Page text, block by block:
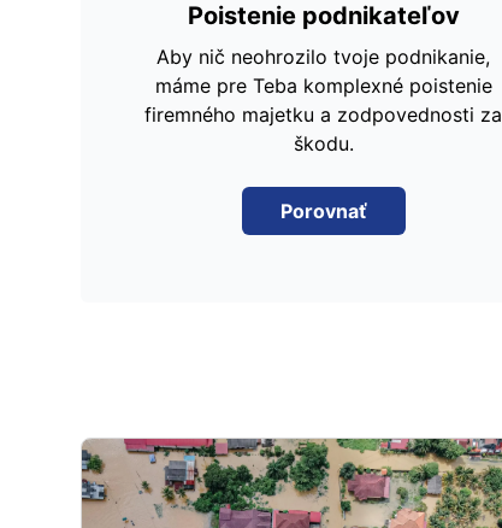
Poistenie podnikateľov
Aby nič neohrozilo tvoje podnikanie,
máme pre Teba komplexné poistenie
firemného majetku a zodpovednosti za
škodu.
Porovnať